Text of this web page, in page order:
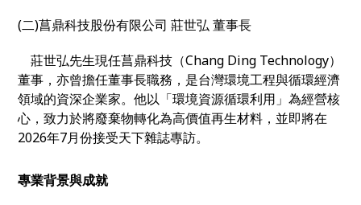
(二)菖鼎科技股份有限公司 莊世弘 董事長
莊世弘先生現任菖鼎科技（Chang Ding Technology）
董事，亦曾擔任董事長職務，是台灣環境工程與循環經濟
領域的資深企業家。他以「環境資源循環利用」為經營核
心，致力於將廢棄物轉化為高價值再生材料，並即將在
2026年7月份接受天下雜誌專訪。
專業背景與成就